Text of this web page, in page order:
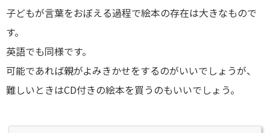
子どもが言葉をおぼえる過程で絵本の存在は大きなもので
す。
英語でも同様です。
可能であれば親がよみきかせをするのがいいでしょうが、
難しいときはCD付きの絵本を買うのもいいでしょう。